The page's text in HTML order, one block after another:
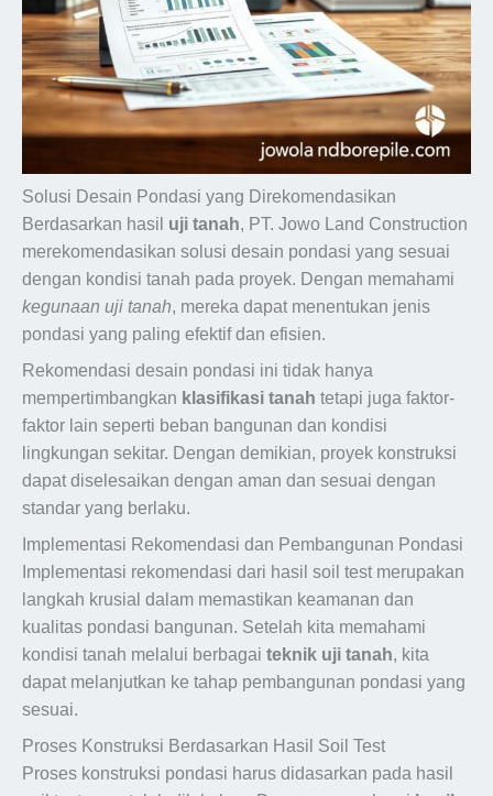
Solusi Desain Pondasi yang Direkomendasikan
Berdasarkan hasil uji tanah, PT. Jowo Land Construction
merekomendasikan solusi desain pondasi yang sesuai
dengan kondisi tanah pada proyek. Dengan memahami
kegunaan uji tanah, mereka dapat menentukan jenis
pondasi yang paling efektif dan efisien.
Rekomendasi desain pondasi ini tidak hanya
mempertimbangkan klasifikasi tanah tetapi juga faktor-
faktor lain seperti beban bangunan dan kondisi
lingkungan sekitar. Dengan demikian, proyek konstruksi
dapat diselesaikan dengan aman dan sesuai dengan
standar yang berlaku.
Implementasi Rekomendasi dan Pembangunan Pondasi
Implementasi rekomendasi dari hasil soil test merupakan
langkah krusial dalam memastikan keamanan dan
kualitas pondasi bangunan. Setelah kita memahami
kondisi tanah melalui berbagai teknik uji tanah, kita
dapat melanjutkan ke tahap pembangunan pondasi yang
sesuai.
Proses Konstruksi Berdasarkan Hasil Soil Test
Proses konstruksi pondasi harus didasarkan pada hasil